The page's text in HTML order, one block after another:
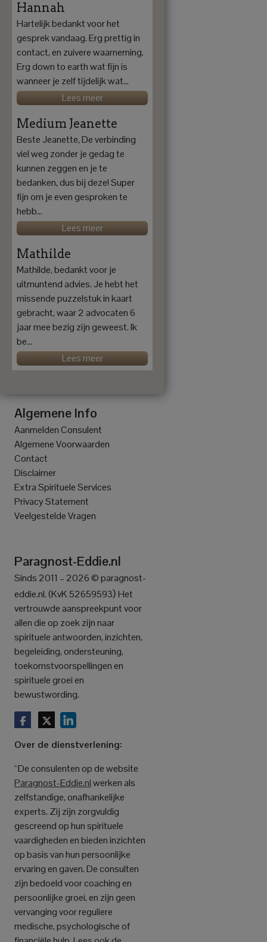
Hannah
Hartelijk bedankt voor het
gesprek vandaag. Erg prettig in
contact, en zuivere waarneming.
Erg down to earth wat fijn is
wanneer je zelf tijdelijk wat...
Lees meer
Medium Jeanette
Beste Jeanette, De verbinding
viel weg zonder je gedag te
kunnen zeggen en je te
bedanken, dus bij deze! Super
fijn om je even gesproken te
hebb...
Lees meer
Mathilde
Mathilde, bedankt voor je
uitmuntend advies. Je hebt het
missende puzzelstuk in kaart
gebracht, waar 2 advocaten 6
jaar mee bezig zijn geweest. Ik
be...
Lees meer
Algemene Info
Aanmelden Consulent
Algemene Voorwaarden
Contact
Disclaimer
Extra Spirituele Services
Privacy Statement
Veelgestelde Vragen
Paragnost-Eddie.nl
Sinds 2011 – 2026 © paragnost-
eddie.nl. (KvK 52659593)Het
vertrouwde aanspreekpunt voor
allen die op zoek zijn naar
spirituele antwoorden, inzichten,
begeleiding, ondersteuning,
toekomstvoorspellingen en
spirituele groei en
bewustwording.
Over de dienstverlening:
“De consulenten op de website
Paragnost-Eddie.nlwerken als
zelfstandige, onafhankelijke
experts. Zij zijn zorgvuldig
gescreend op hun spirituele
vaardigheden en bieden inzichten
op basis van hun persoonlijke
ervaring en gaven. De consulten
zijn bedoeld voor coaching en
persoonlijke groei, en zijn geen
vervanging voor reguliere
medische, psychologische of